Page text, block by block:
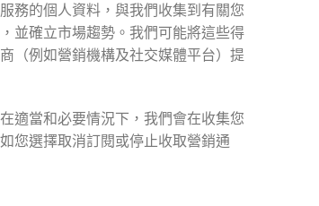
務的個人資料，與我們收集到有關您
並確立市場趨勢。我們可能將這些得
（例如營銷機構及社交媒體平台）提
適當和必要情況下，我們會在收集您
您選擇取消訂閱或停止收取營銷通